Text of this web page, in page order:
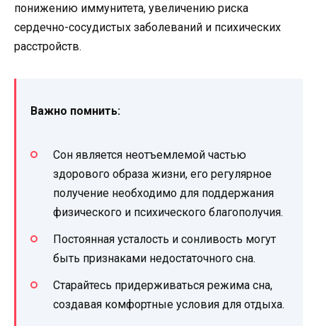
понижению иммунитета, увеличению риска
сердечно-сосудистых заболеваний и психических
расстройств.
Важно помнить:
Сон является неотъемлемой частью
здорового образа жизни, его регулярное
получение необходимо для поддержания
физического и психического благополучия.
Постоянная усталость и сонливость могут
быть признаками недостаточного сна.
Старайтесь придерживаться режима сна,
создавая комфортные условия для отдыха.